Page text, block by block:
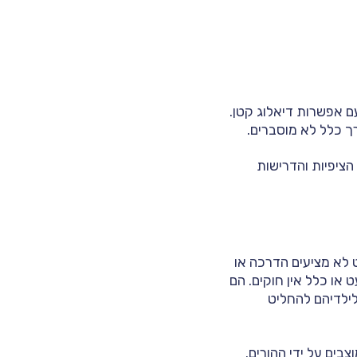
אפשרות דיאלוג קטן.
כלל לא מוסברים.
והדרישות
לא מציעים הדרכה או
או כלל אין חוקים. הם
להחליט
על ידי ההורים.